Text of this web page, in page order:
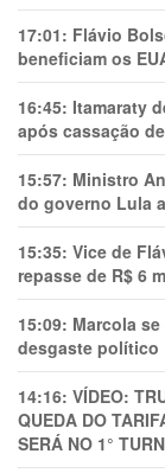
17:01: Flávio
beneficiam os
16:45: Itamaraty
após cassação
15:57: Ministro
do governo Lula
15:35: Vice de
repasse de R$ 6
15:09: Marcola
desgaste político
14:16: VÍDEO:
QUEDA DO
SERÁ NO 1°